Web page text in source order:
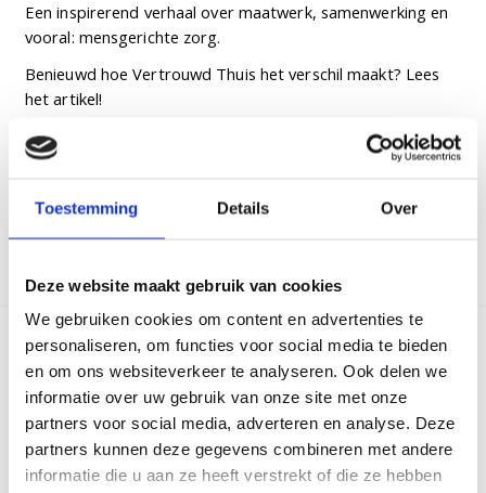
Toestemming Details Over
Deze website maakt gebruik van cookies
We gebruiken cookies om content en advertenties te
personaliseren, om functies voor social media te bieden
en om ons websiteverkeer te analyseren. Ook delen we
informatie over uw gebruik van onze site met onze
partners voor social media, adverteren en analyse. Deze
partners kunnen deze gegevens combineren met andere
informatie die u aan ze heeft verstrekt of die ze hebben
Een inspirerend verhaal over maatwerk, samenwerking en
vooral: mensgerichte zorg.
Benieuwd hoe Vertrouwd Thuis het verschil maakt? Lees
het artikel!
Lees meer >
Terug
Over Archipel
Cliënt in Regie
Missie en visie
Kwaliteitskompas
Cliëntenraad